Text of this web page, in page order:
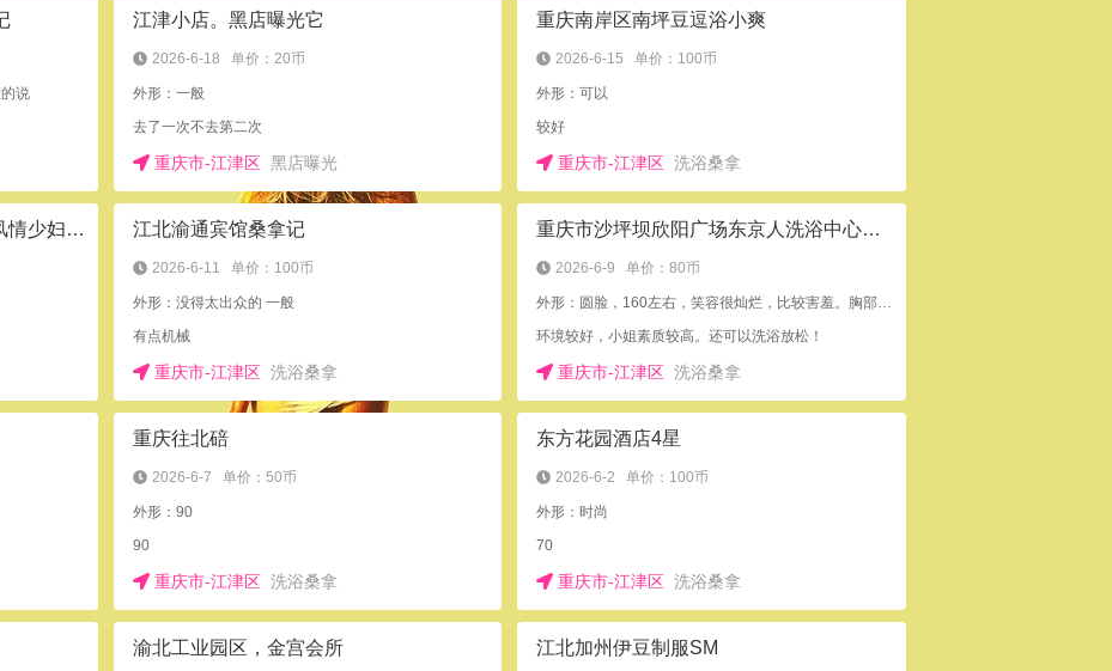
说
江津小店。黑店曝光它
2026-6-18 单价：20币
外形：一般
去了一次不去第二次
重庆市-江津区黑店曝光
重庆南岸区南坪豆逗浴小爽
2026-6-15 单价：100币
外形：可以
较好
重庆市-江津区 洗浴桑拿
重庆观音桥小店木桶浴小MM和风情少妇都齐备 江北渝通宾馆桑拿记
2026-6-11 单价：100币
外形：没得太出众的 一般
有点机械
重庆市-江津区洗浴桑拿
重庆市沙坪坝欣阳广场东京人洗浴中心害羞的小波霸
2026-6-9 单价：80币
外形：圆脸，160左右，笑容很灿烂，比较害羞。胸部超美！
环境较好，小姐素质较高。还可以洗浴放松！
重庆市-江津区 洗浴桑拿
重庆往北碚
2026-6-7 单价：50币
外形：90
90
重庆市-江津区洗浴桑拿
东方花园酒店4星
2026-6-2 单价：100币
外形：时尚
70
重庆市-江津区 洗浴桑拿
渝北工业园区，金宫会所 江北加州伊豆制服SM